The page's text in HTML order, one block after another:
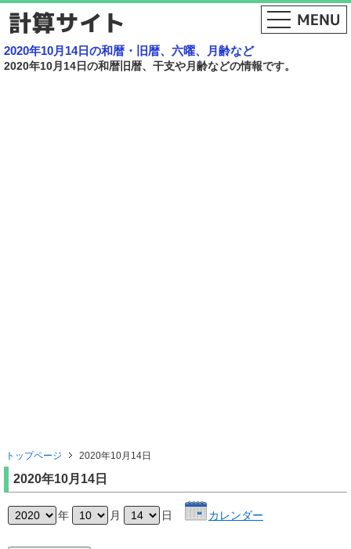
2020年10月14日の和暦・旧暦、六曜、月齢など
2020年10月14日の和暦旧暦、干支や月齢などの情報です。
トップページ 2020年10月14日
2020年10月14日
年 月 日 カレンダー